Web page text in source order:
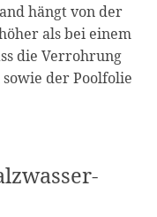
hängt von der
als bei einem
die Verrohrung
der Poolfolie